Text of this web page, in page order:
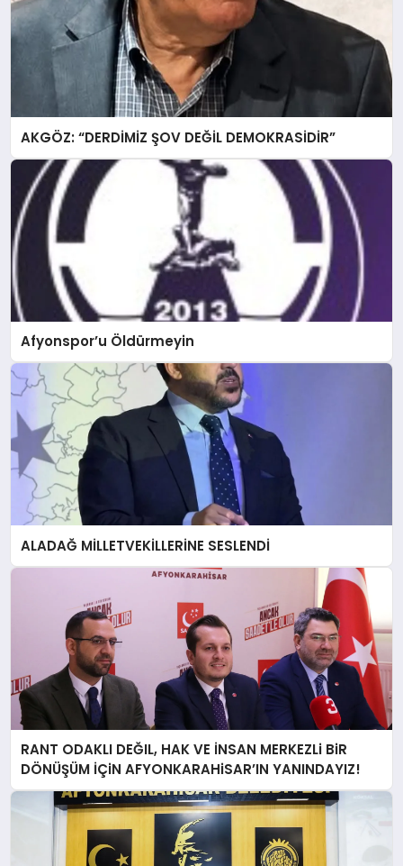
AKGÖZ: “DERDİMİZ ŞOV DEĞİL DEMOKRASİDİR”
Afyonspor’u Öldürmeyin
ALADAĞ MİLLETVEKİLLERİNE SESLENDİ
RANT ODAKLI DEĞIL, HAK VE İNSAN MERKEZLi BiR
DÖNÜŞÜM İÇiN AFYONKARAHiSAR’IN YANINDAYIZ!